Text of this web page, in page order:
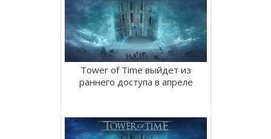
Tower of Time выйдет из
раннего доступа в апреле